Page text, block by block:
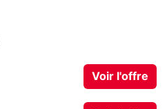
Voir l'offre